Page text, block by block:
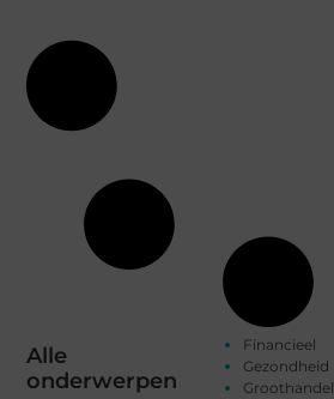
Alle
onderwerpen
Financieel
Gezondheid
Groothandel